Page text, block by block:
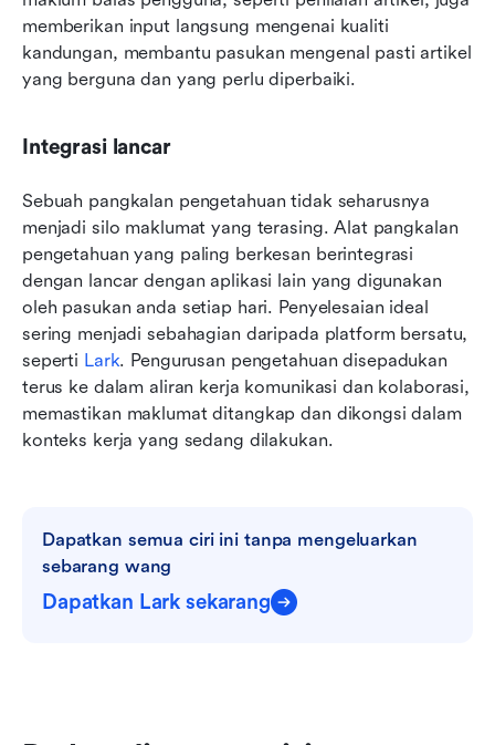
memberikan input langsung mengenai kualiti
kandungan, membantu pasukan mengenal pasti artikel
yang berguna dan yang perlu diperbaiki.
Integrasi lancar
Sebuah pangkalan pengetahuan tidak seharusnya
menjadi silo maklumat yang terasing. Alat pangkalan
pengetahuan yang paling berkesan berintegrasi
dengan lancar dengan aplikasi lain yang digunakan
oleh pasukan anda setiap hari. Penyelesaian ideal
sering menjadi sebahagian daripada platform bersatu,
seperti Lark. Pengurusan pengetahuan disepadukan
terus ke dalam aliran kerja komunikasi dan kolaborasi,
memastikan maklumat ditangkap dan dikongsi dalam
konteks kerja yang sedang dilakukan.
Dapatkan semua ciri ini tanpa mengeluarkan
sebarang wang
Dapatkan Lark sekarang